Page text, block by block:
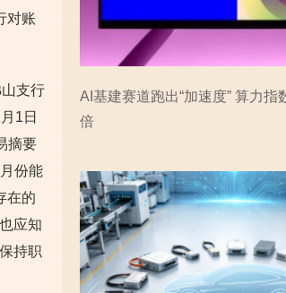
对账
支行
1日
摘要
份能
在的
应知
持职
AI基建赛道跑出“加速度” 算力指
倍